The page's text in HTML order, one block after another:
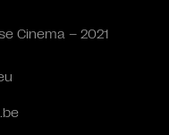
Cinema – 2021